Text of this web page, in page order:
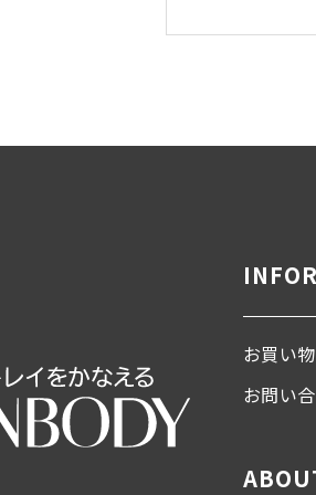
お買い
お問い